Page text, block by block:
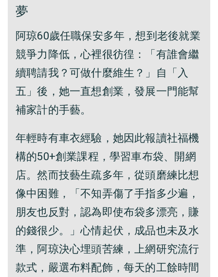
夢
阿琼60歲任職保安多年，想到老後就業
競爭力降低，心裡很彷徨：「有誰會繼
續聘請我？可做什麼維生？」自「入
五」後，她一直想創業，發展一門能幫
補家計的手藝。
年輕時有車衣經驗，她因此報讀社福機
構的50+創業課程，學習車布袋、開網
店。然而技藝生疏多年，從頭磨練比想
像中困難，「不知弄傷了手指多少遍，
朋友也反對，認為即使布袋多漂亮，賺
的錢很少。」心情起伏，成品也未及水
準，阿琼決心埋頭苦練，上網研究流行
款式，嚴選布料配飾，每天的工餘時間